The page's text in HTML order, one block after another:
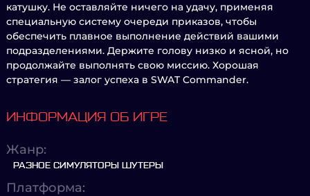
катушку. Не оставляйте ничего на удачу, применяя
специальную систему очереди приказов, чтобы
обеспечить плавное выполнение действий вашими
подразделениями. Держите голову низко и ясной, но
продолжайте выполнять свою миссию. Хорошая
стратегия — залог успеха в SWAT Commander.
ИНФОРМАЦИЯ ОБ ИГРЕ
Жанр:
РАЗНОЕ СИМУЛЯТОРЫ ШУТЕРЫ
Платформа: